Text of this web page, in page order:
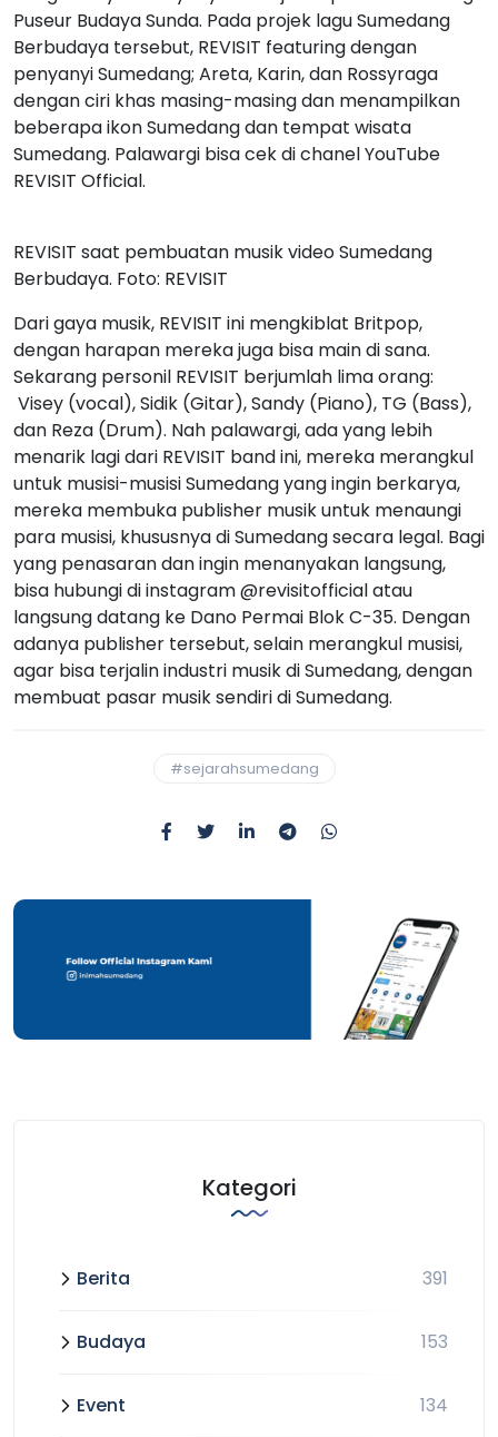
Puseur Budaya Sunda. Pada projek lagu Sumedang
Berbudaya tersebut, REVISIT featuring dengan
penyanyi Sumedang; Areta, Karin, dan Rossyraga
dengan ciri khas masing-masing dan menampilkan
beberapa ikon Sumedang dan tempat wisata
Sumedang. Palawargi bisa cek di chanel YouTube
REVISIT Official.
REVISIT saat pembuatan musik video Sumedang
Berbudaya. Foto: REVISIT
Dari gaya musik, REVISIT ini mengkiblat Britpop,
dengan harapan mereka juga bisa main di sana.
Sekarang personil REVISIT berjumlah lima orang:
Visey (vocal), Sidik (Gitar), Sandy (Piano), TG (Bass),
dan Reza (Drum). Nah palawargi, ada yang lebih
menarik lagi dari REVISIT band ini, mereka merangkul
untuk musisi-musisi Sumedang yang ingin berkarya,
mereka membuka publisher musik untuk menaungi
para musisi, khususnya di Sumedang secara legal. Bagi
yang penasaran dan ingin menanyakan langsung,
bisa hubungi di instagram @revisitofficial atau
langsung datang ke Dano Permai Blok C-35. Dengan
adanya publisher tersebut, selain merangkul musisi,
agar bisa terjalin industri musik di Sumedang, dengan
membuat pasar musik sendiri di Sumedang.
#sejarahsumedang
Kategori
Berita 391
Budaya 153
Event 134